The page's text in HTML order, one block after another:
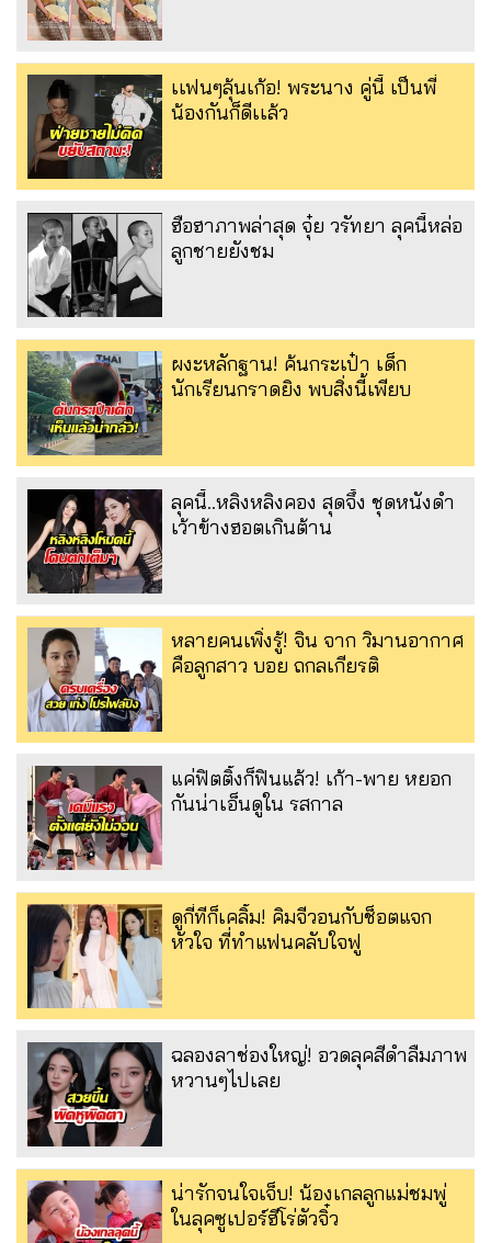
เเฟนๆลุ้นเก้อ! พระนาง คู่นี้ เป็นพี่
น้องกันก็ดีเเล้ว
ฮือฮาภาพล่าสุด จุ๋ย วรัทยา ลุคนี้หล่อ
ลูกชายยังชม
ผงะหลักฐาน! ค้นกระเป๋า เด็ก
นักเรียนกราดยิง พบสิ่งนี้เพียบ
ลุคนี้..หลิงหลิงคอง สุดจึ้ง ชุดหนังดำ
เว้าข้างฮอตเกินต้าน
หลายคนเพิ่งรู้! จิน จาก วิมานอากาศ
คือลูกสาว บอย ถกลเกียรติ
แค่ฟิตติ้งก็ฟินแล้ว! เก้า-พาย หยอก
กันน่าเอ็นดูใน รสกาล
ดูกี่ทีก็เคลิ้ม! คิมจีวอนกับช็อตแจก
หัวใจ ที่ทำแฟนคลับใจฟู
ฉลองลาช่องใหญ่! อวดลุคสีดำลืมภาพ
หวานๆไปเลย
น่ารักจนใจเจ็บ! น้องเกลลูกแม่ชมพู่
ในลุคซูเปอร์ฮีโร่ตัวจิ๋ว